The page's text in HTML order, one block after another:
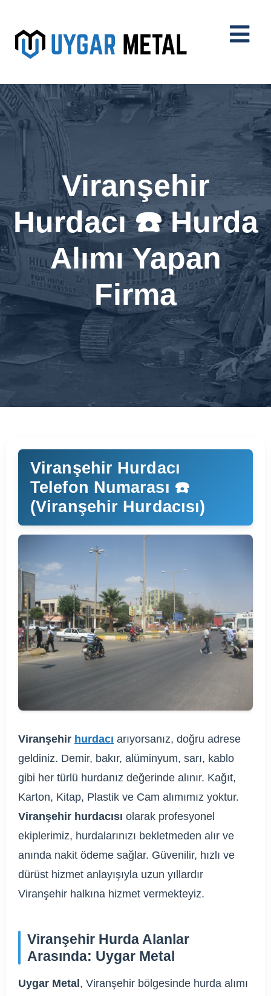
Viranşehir
Hurdacı ☎️ Hurda
Alımı Yapan
Firma
Viranşehir Hurdacı
Telefon Numarası ☎️
(Viranşehir Hurdacısı)
Viranşehir hurdacı arıyorsanız, doğru adrese
geldiniz. Demir, bakır, alüminyum, sarı, kablo
gibi her türlü hurdanız değerinde alınır. Kağıt,
Karton, Kitap, Plastik ve Cam alımımız yoktur.
Viranşehir hurdacısı olarak profesyonel
ekiplerimiz, hurdalarınızı bekletmeden alır ve
anında nakit ödeme sağlar. Güvenilir, hızlı ve
dürüst hizmet anlayışıyla uzun yıllardır
Viranşehir halkına hizmet vermekteyiz.
Viranşehir Hurda Alanlar
Arasında: Uygar Metal
Uygar Metal , Viranşehir bölgesinde hurda alımı